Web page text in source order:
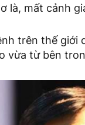
là, mất cảnh
trên thế giới
vừa từ bên